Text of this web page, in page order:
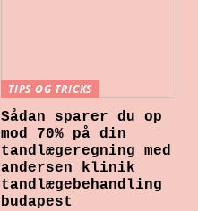
TIPS OG TRICKS
Sådan sparer du op
mod 70% på din
tandlægeregning med
andersen klinik
tandlægebehandling
budapest